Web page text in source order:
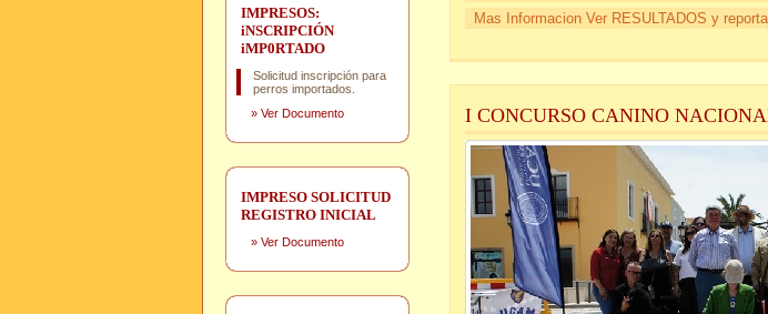
IMPRESOS:
iNSCRIPCIÓN
iMP0RTADO
Solicitud inscripción para
perros importados.
» Ver Documento
IMPRESO SOLICITUD
REGISTRO INICIAL
» Ver Documento
Mas Informacion Ver RESULTADOS y
I CONCURSO CANINO